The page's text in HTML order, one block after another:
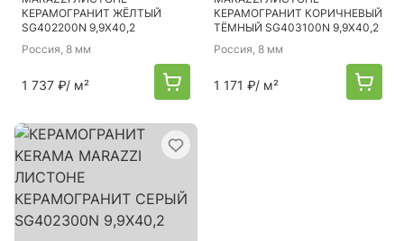
КЕРАМОГРАНИТ ЖЁЛТЫЙ
SG402200N 9,9Х40,2
Россия, 8 мм
1 737 ₽/ м²
КЕРАМОГРАНИТ КОРИЧНЕВЫЙ
ТЁМНЫЙ SG403100N 9,9Х40,2
Россия, 8 мм
1 171 ₽/ м²